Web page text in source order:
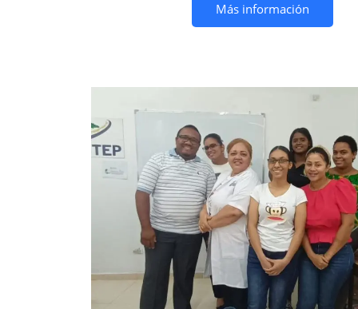
Más información